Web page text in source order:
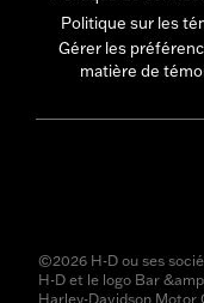
Politique sur les
Gérer les
matière de
©2026 H-D ou ses
H-D et le logo Bar
Harley-Davidson Motor